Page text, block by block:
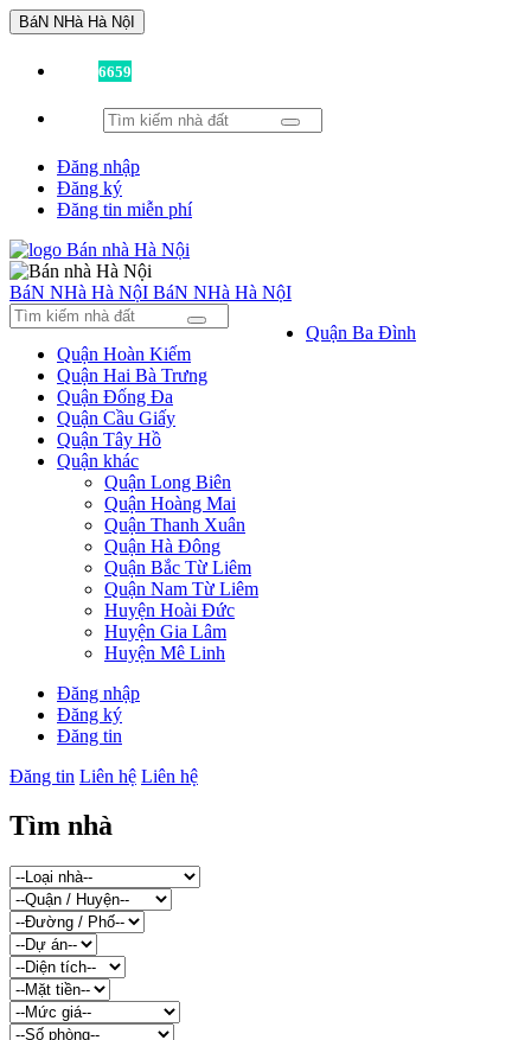
BáN NHà Hà NộI
6659
Đăng nhập
Đăng ký
Đăng tin miễn phí
BáN NHà Hà NộI BáN NHà Hà NộI
Quận Ba Đình
Quận Hoàn Kiếm
Quận Hai Bà Trưng
Quận Đống Đa
Quận Cầu Giấy
Quận Tây Hồ
Quận khác
Quận Long Biên
Quận Hoàng Mai
Quận Thanh Xuân
Quận Hà Đông
Quận Bắc Từ Liêm
Quận Nam Từ Liêm
Huyện Hoài Đức
Huyện Gia Lâm
Huyện Mê Linh
Đăng nhập
Đăng ký
Đăng tin
Đăng tin Liên hệ Liên hệ
Tìm nhà